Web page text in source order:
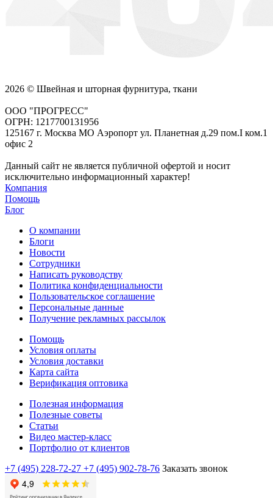
2026 © Швейная и шторная фурнитура, ткани
ООО "ПРОГРЕСС"
ОГРН: 1217700131956
125167 г. Москва МО Аэропорт ул. Планетная д.29 пом.I ком.1
офис 2
Данный сайт не является публичной офертой и носит
исключительно информационный характер!
Компания
Помощь
Блог
О компании
Блоги
Новости
Сотрудники
Написать руководству
Политика конфиденциальности
Пользовательское соглашение
Персональные данные
Получение рекламных рассылок
Помощь
Условия оплаты
Условия доставки
Карта сайта
Верификация оптовика
Полезная информация
Полезные советы
Статьи
Видео мастер-класс
Портфолио от клиентов
+7 (495) 228-72-27 +7 (495) 902-78-76 Заказать звонок